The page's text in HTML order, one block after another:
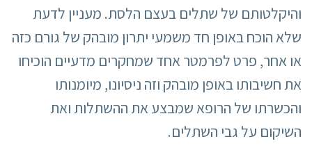
והיקלטותם של שתלים בעצם הלסת. מעניין לדעת
שלא הוכח באופן חד משמעי יתרון מובהק של גורם כזה
או אחר, פרט לפרמטר אחד שמחקרים מדעיים הוכיחו
את חשיבותו באופן מובהק וזה ניסיונו, מיומנותו
והכשרתו של הרופא שמבצע את ההשתלות ואת
השיקום על גבי השתלים.